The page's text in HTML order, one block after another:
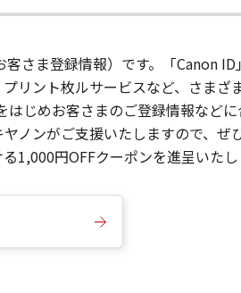
さま登録情報）です。「Canon
リント枚ルサービスなど、さまざ
じめお客さまのご登録情報など
ノンがご支援いたしますので、ぜ
1,000円OFFクーポンを進呈いたし